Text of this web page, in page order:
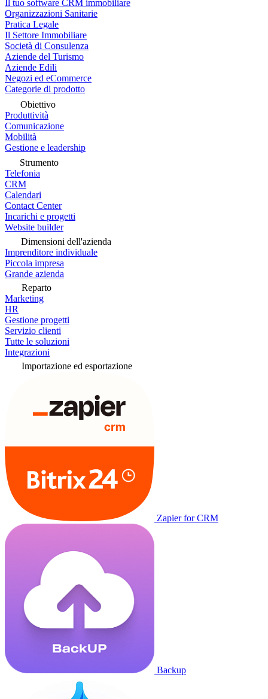
Il tuo software CRM immobiliare
Organizzazioni Sanitarie
Pratica Legale
Il Settore Immobiliare
Società di Consulenza
Aziende del Turismo
Aziende Edili
Negozi ed eCommerce
Categorie di prodotto
Obiettivo
Produttività
Comunicazione
Mobilità
Gestione e leadership
Strumento
Telefonia
CRM
Calendari
Contact Center
Incarichi e progetti
Website builder
Dimensioni dell'azienda
Imprenditore individuale
Piccola impresa
Grande azienda
Reparto
Marketing
HR
Gestione progetti
Servizio clienti
Tutte le soluzioni
Integrazioni
Importazione ed esportazione
Zapier for CRM
Backup